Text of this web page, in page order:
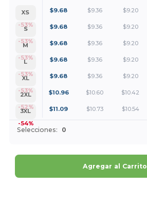
XS
-53%
$9.68 $9.36 $9.20
S
-53%
$9.68 $9.36 $9.20
M
-53%
$9.68 $9.36 $9.20
L
-53%
$9.68 $9.36 $9.20
XL
-53%
$9.68 $9.36 $9.20
2XL
-52%
$10.96 $10.60 $10.42
3XL
-54%
$11.09 $10.73 $10.54
Selecciones: 0
Agregar al Carrito